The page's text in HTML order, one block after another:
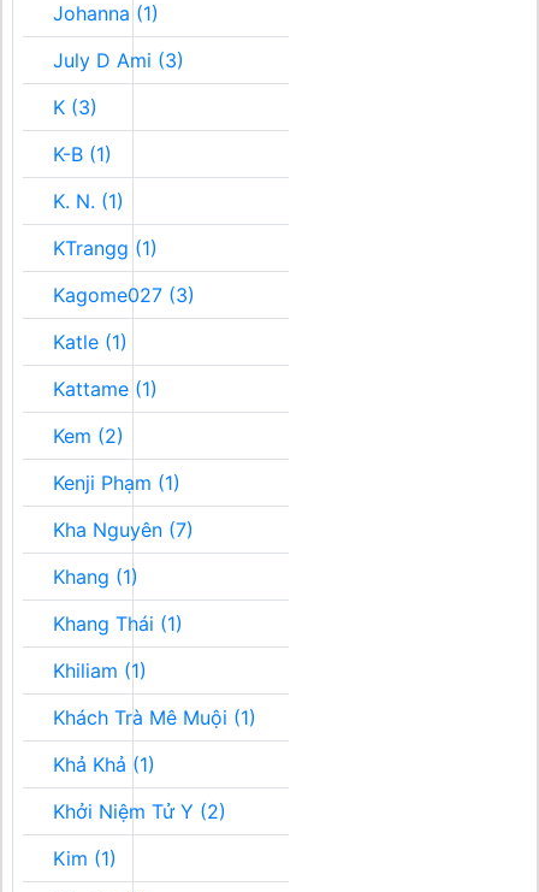
Johanna (1)
July D Ami (3)
K (3)
K-B (1)
K. N. (1)
KTrangg (1)
Kagome027 (3)
Katle (1)
Kattame (1)
Kem (2)
Kenji Phạm (1)
Kha Nguyên (7)
Khang (1)
Khang Thái (1)
Khiliam (1)
Khách Trà Mê Muội (1)
Khả Khả (1)
Khởi Niệm Tử Y (2)
Kim (1)